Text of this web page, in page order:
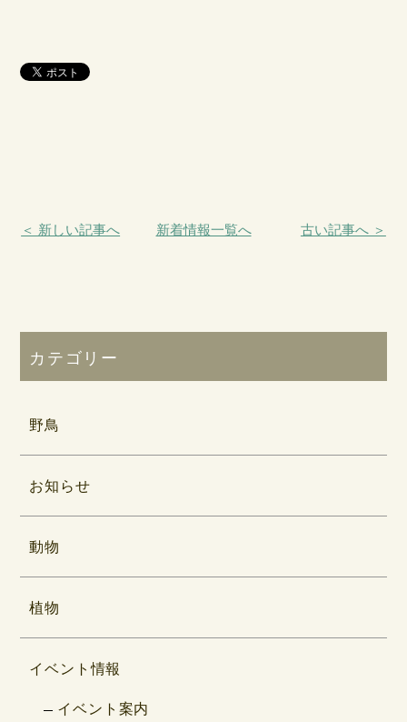
＜ 新しい記事へ 新着情報一覧へ 古い記事へ ＞
カテゴリー
野鳥
お知らせ
動物
植物
イベント情報
イベント案内